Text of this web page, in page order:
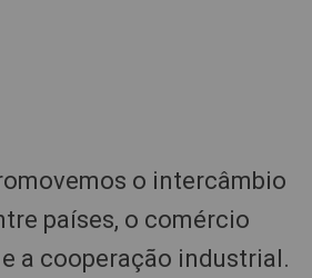
o intercâmbio
países, o comércio
a cooperação industrial.